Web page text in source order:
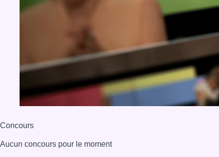
Concours
Aucun concours pour le moment